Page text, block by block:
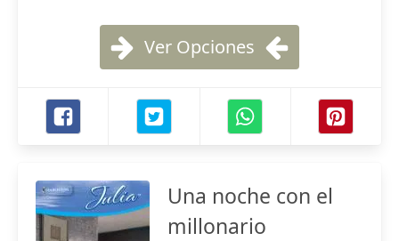
Ver Opciones
Una noche con el
millonario